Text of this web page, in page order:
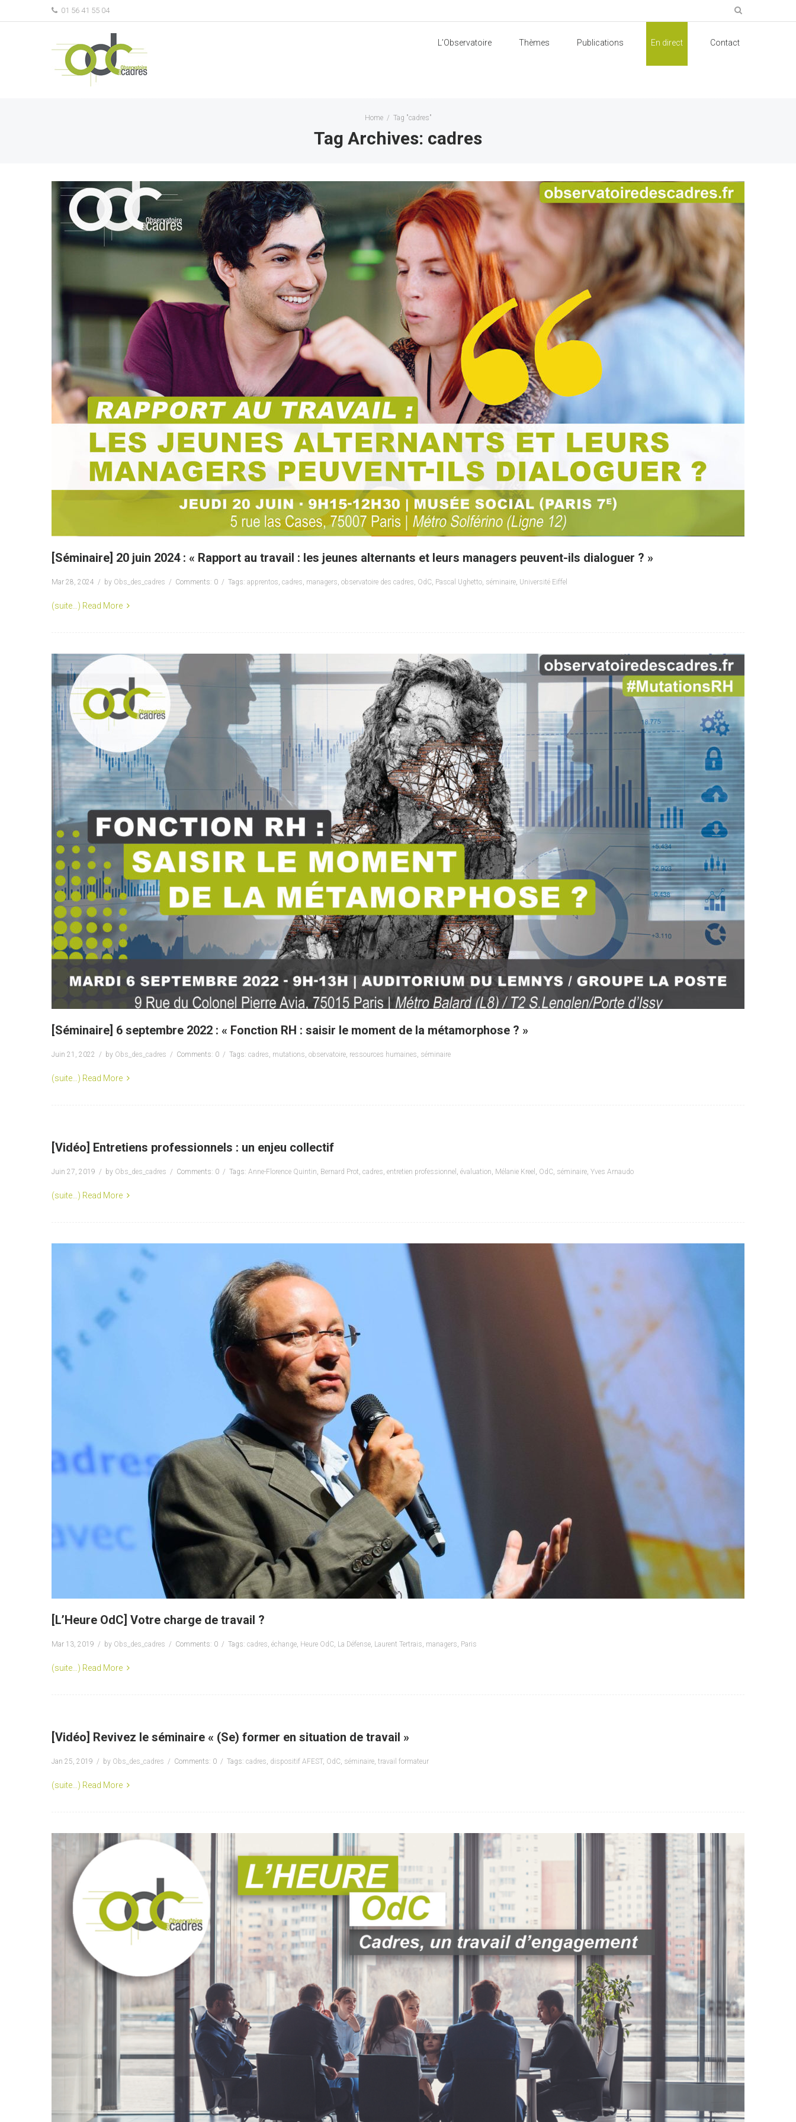
01 56 41 55 04
L’Observatoire Thèmes Publications En direct Contact
Home / Tag "cadres"
Tag Archives: cadres
[Séminaire] 20 juin 2024 : « Rapport au travail : les jeunes alternants et leurs managers peuvent-ils dialoguer ? »
Mar 28, 2024 by Obs_des_cadres Comments: 0 Tags: apprentos, cadres, managers, observatoire des cadres, OdC, Pascal Ughetto, séminaire, Université Eiffel
(suite…) Read More
[Séminaire] 6 septembre 2022 : « Fonction RH : saisir le moment de la métamorphose ? »
Juin 21, 2022 by Obs_des_cadres Comments: 0 Tags: cadres, mutations, observatoire, ressources humaines, séminaire
(suite…) Read More
[Vidéo] Entretiens professionnels : un enjeu collectif
Juin 27, 2019 by Obs_des_cadres Comments: 0 Tags: Anne-Florence Quintin, Bernard Prot, cadres, entretien professionnel , évaluation, Mélanie Kreel , OdC, séminaire, Yves Arnaudo
(suite…) Read More
[L’Heure OdC] Votre charge de travail ?
Mar 13, 2019 by Obs_des_cadres Comments: 0 Tags: cadres, échange, Heure OdC, La Défense, Laurent Tertrais, managers, Paris
(suite…) Read More
[Vidéo] Revivez le séminaire « (Se) former en situation de travail »
Jan 25, 2019 by Obs_des_cadres Comments: 0 Tags: cadres, dispositif AFEST, OdC, séminaire, travail formateur
(suite…) Read More